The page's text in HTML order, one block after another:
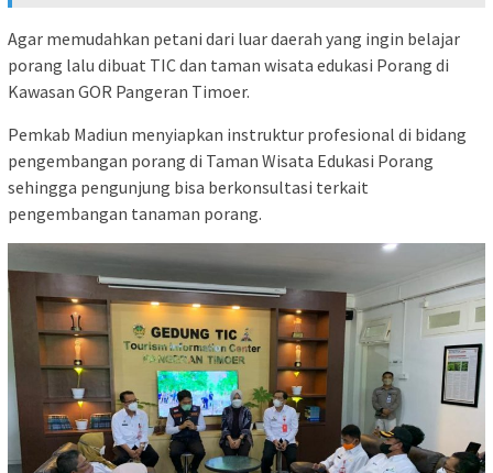
Agar memudahkan petani dari luar daerah yang ingin belajar
porang lalu dibuat TIC dan taman wisata edukasi Porang di
Kawasan GOR Pangeran Timoer.
Pemkab Madiun menyiapkan instruktur profesional di bidang
pengembangan porang di Taman Wisata Edukasi Porang
sehingga pengunjung bisa berkonsultasi terkait
pengembangan tanaman porang.